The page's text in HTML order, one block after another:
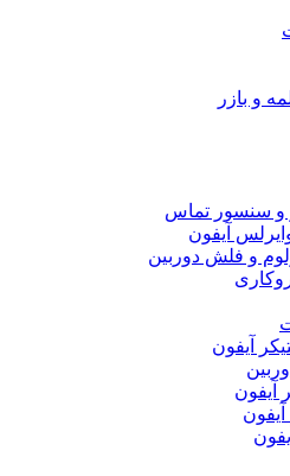
و بازر
و سنسور تماس
آیفون
و فلش دوربین
آیفون
آیفون
آیفون